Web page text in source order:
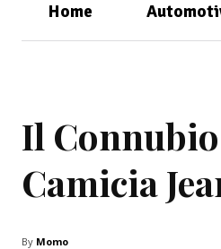
Home
Il
Camicia
By Momo